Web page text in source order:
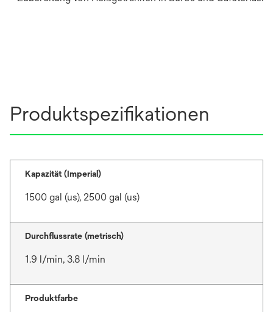
Produktspezifikationen
Kapazität (Imperial)
1500 gal (us), 2500 gal (us)
Durchflussrate (metrisch)
1.9 l/min, 3.8 l/min
Produktfarbe